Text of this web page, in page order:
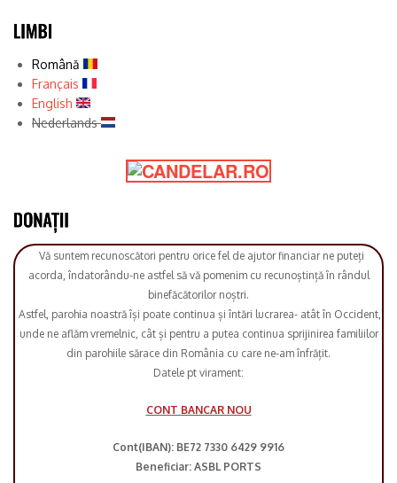
Română
Français
English
Nederlands
Vă suntem recunoscători pentru orice fel de ajutor financiar ne puteți
acorda, îndatorându-ne astfel să vă pomenim cu recunoștință în rândul
binefăcătorilor noștri.
Astfel, parohia noastră își poate continua și întări lucrarea- atât în Occident,
unde ne aflăm vremelnic, cât și pentru a putea continua sprijinirea familiilor
din parohiile sărace din România cu care ne-am înfrățit.
Datele pt virament:
CONT BANCAR NOU
Cont(IBAN): BE72 7330 6429 9916
Beneficiar: ASBL PORTS